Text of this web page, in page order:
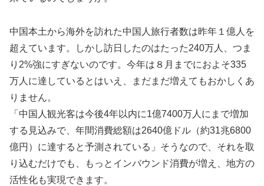
中国本土から海外を訪れた中国人旅行者数は昨年１億人を
超えています。しかし訪日したのはたった240万人、つま
り2%強にすぎないのです。今年は８月までにおよそ335
万人に達しているとはいえ、まだまだ増えてもおかしくあ
りません。
「中国人観光客は今後4年以内に1億7400万人にまで増加
する見込みで、年間消費総額は2640億ドル（約31兆6800
億円）に達すると予測されている」そうなので、それを取
り込むだけでも、もっとインバウンド消費が増え、地方の
活性化も実現できます。